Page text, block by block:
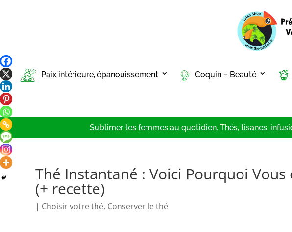
Paix intérieure, épanouissement Coquin – Beauté
Sublimer les femmes au quotidien. Thés, tisanes,
Thé Instantané : Voici Pourquoi
(+ recette)
| Choisir votre thé, Conserver le thé